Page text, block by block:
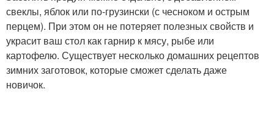
свеклы, яблок или по-грузински (с чесноком и острым
перцем). При этом он не потеряет полезных свойств и
украсит ваш стол как гарнир к мясу, рыбе или
картофелю. Существует несколько домашних рецептов
зимних заготовок, которые сможет сделать даже
новичок.